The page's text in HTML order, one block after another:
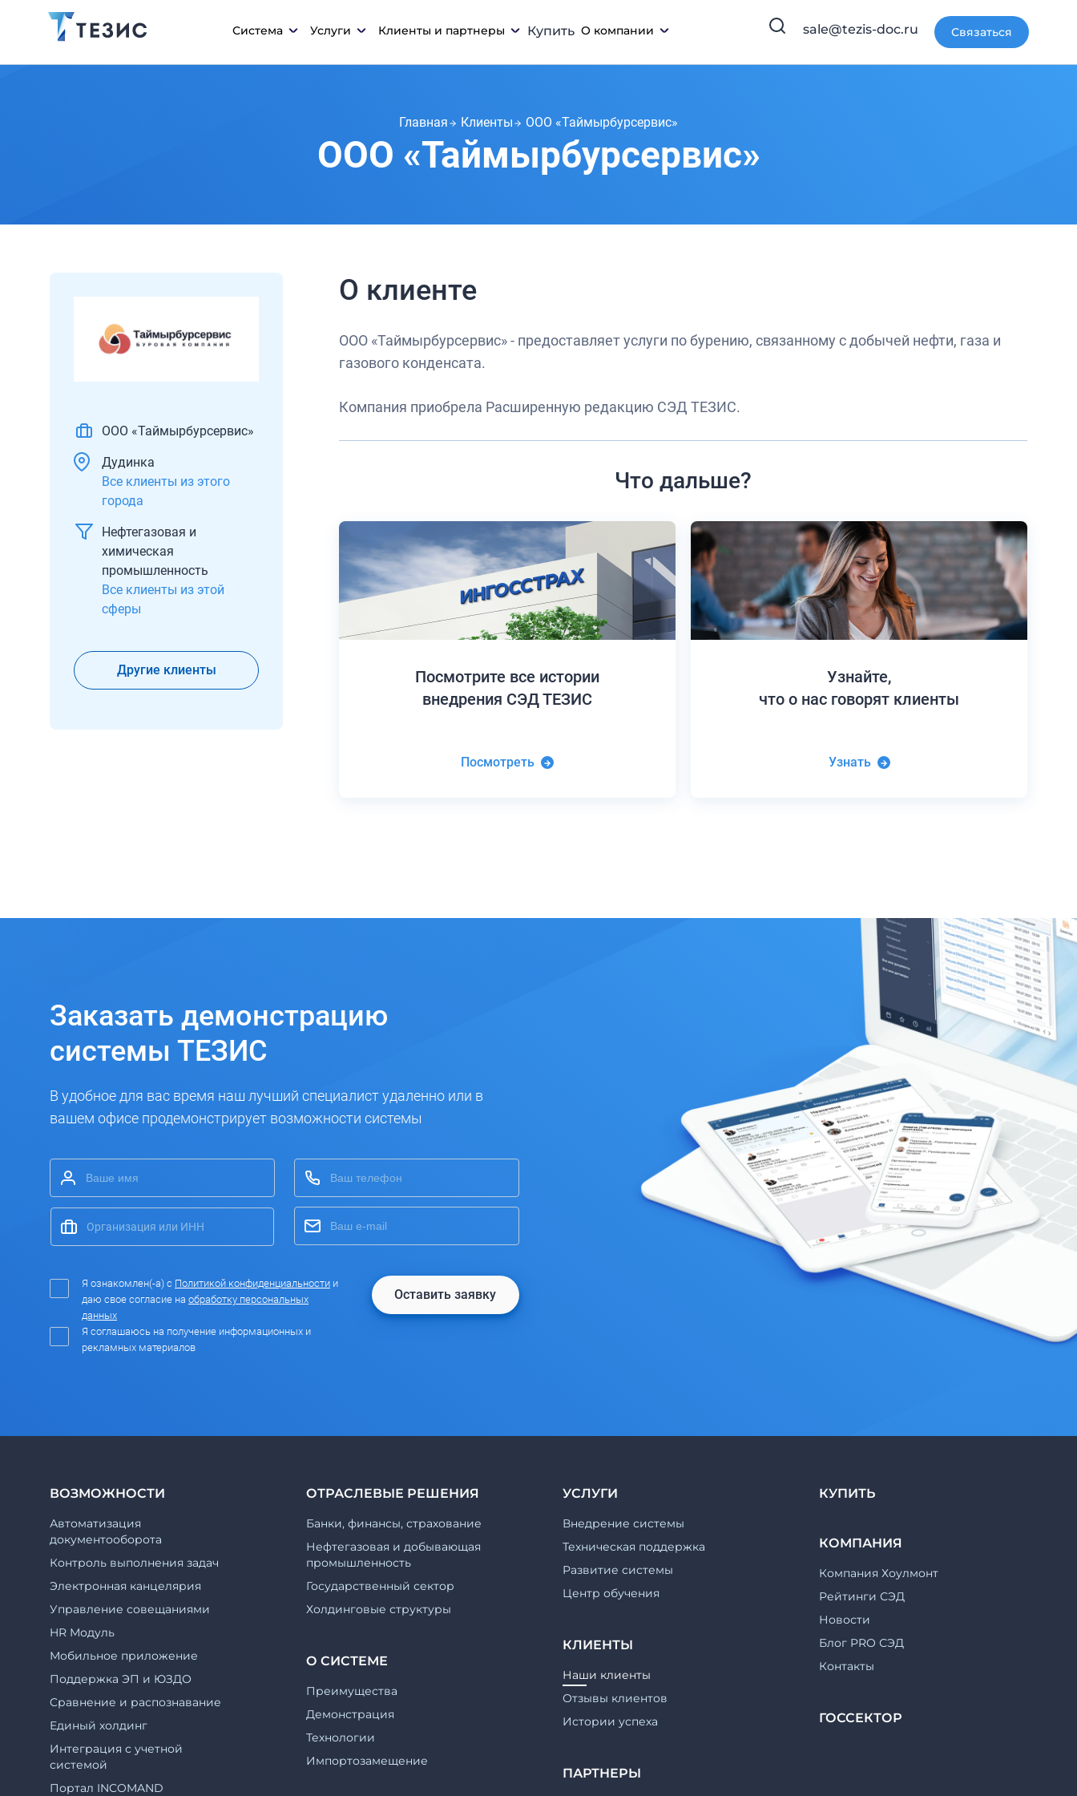
Система Услуги Клиенты и партнеры Купить О компании sale@tezis-doc.ru Связаться
Главная Клиенты ООО «Таймырбурсервис»
ООО «Таймырбурсервис»
ООО «Таймырбурсервис»
Дудинка
Все клиенты из этого
города
Нефтегазовая и
химическая
промышленность
Все клиенты из этой
сферы
Другие клиенты
О клиенте
ООО «Таймырбурсервис» - предоставляет услуги по бурению, связанному с добычей нефти, газа и
газового конденсата.
Компания приобрела Расширенную редакцию СЭД ТЕЗИС.
Что дальше?
Посмотрите все истории
внедрения СЭД ТЕЗИС
Посмотреть
Узнайте,
что о нас говорят клиенты
Узнать
Заказать демонстрацию
системы ТЕЗИС
В удобное для вас время наш лучший специалист удаленно или в
вашем офисе продемонстрирует возможности системы
Я ознакомлен(-а) с Политикой конфиденциальности и
даю свое согласие на обработку персональных
данных
Я соглашаюсь на получение информационных и
рекламных материалов
Оставить заявку
ВОЗМОЖНОСТИ
Автоматизация
документооборота
Контроль выполнения задач
Электронная канцелярия
Управление совещаниями
HR Модуль
Мобильное приложение
Поддержка ЭП и ЮЗДО
Cравнение и распознавание
Единый холдинг
Интеграция с учетной
системой
Портал INCOMAND
ОТРАСЛЕВЫЕ РЕШЕНИЯ
Банки, финансы, страхование
Нефтегазовая и добывающая
промышленность
Государственный сектор
Холдинговые структуры
О СИСТЕМЕ
Преимущества
Демонстрация
Технологии
Импортозамещение
УСЛУГИ
Внедрение системы
Техническая поддержка
Развитие системы
Центр обучения
КЛИЕНТЫ
Наши клиенты
Отзывы клиентов
Истории успеха
ПАРТНЕРЫ
КУПИТЬ
КОМПАНИЯ
Компания Хоулмонт
Рейтинги СЭД
Новости
Блог PRO СЭД
Контакты
ГОССЕКТОР